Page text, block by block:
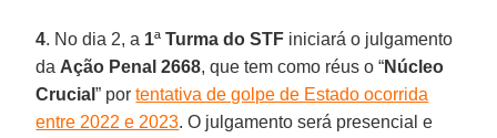
4. No dia 2, a 1ªTurma do STF iniciará o julgamento
da Ação Penal 2668, que tem como réus o “Núcleo
Crucial” portentativa de golpe de Estado ocorrida
entre 2022 e 2023. O julgamento será presencial e